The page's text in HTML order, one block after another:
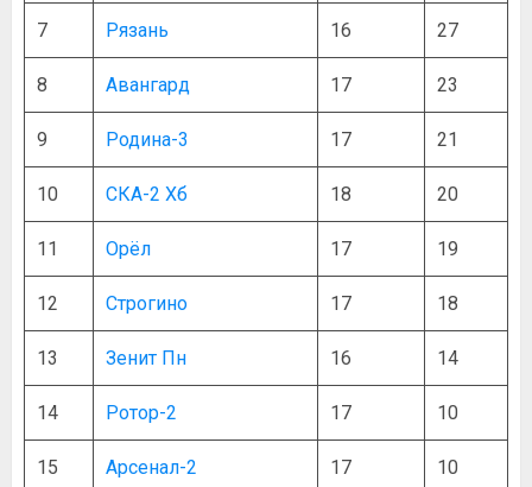
7 Рязань 16 27
8 Авангард 17 23
9 Родина-3 17 21
10 СКА-2 Хб 18 20
11 Орёл 17 19
12 Строгино 17 18
13 Зенит Пн 16 14
14 Ротор-2 17 10
15 Арсенал-2 17 10